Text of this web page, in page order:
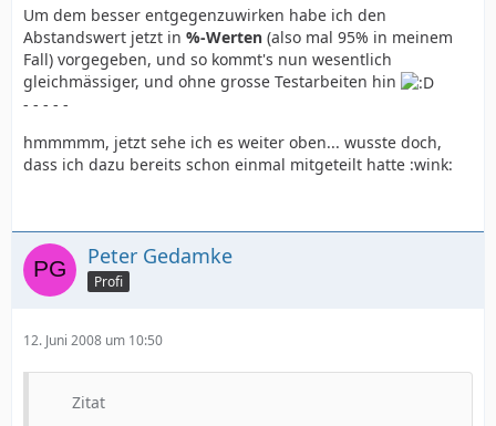
Um dem besser entgegenzuwirken habe ich den
Abstandswert jetzt in %-Werten (also mal 95% in meinem
Fall) vorgegeben, und so kommt's nun wesentlich
gleichmässiger, und ohne grosse Testarbeiten hin
- - - - -
hmmmmm, jetzt sehe ich es weiter oben... wusste doch,
dass ich dazu bereits schon einmal mitgeteilt hatte :wink:
Peter Gedamke
Profi
12. Juni 2008 um 10:50
Zitat